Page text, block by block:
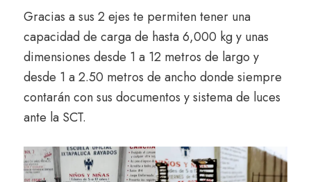
Gracias a sus 2 ejes te permiten tener una
capacidad de carga de hasta 6,000 kg y unas
dimensiones desde 1 a 12 metros de largo y
desde 1 a 2.50 metros de ancho donde siempre
contarán con sus documentos y sistema de luces
ante la SCT.